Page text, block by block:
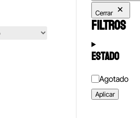
Cerrar
FILTROS
ESTADO
Estado
Agotado
Aplicar